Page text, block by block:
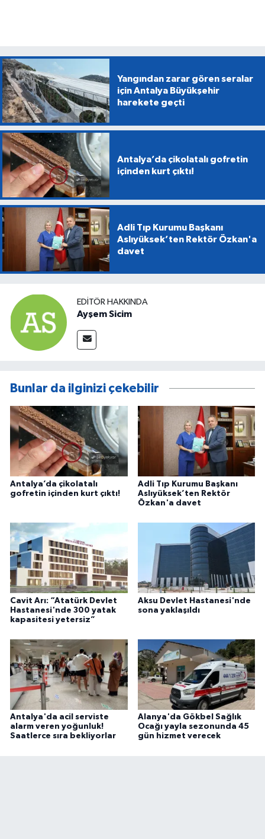
Yangından zarar gören seralar
için Antalya Büyükşehir
harekete geçti
Antalya’da çikolatalı gofretin
içinden kurt çıktı!
Adli Tıp Kurumu Başkanı
Aslıyüksek’ten Rektör Özkan'a
davet
EDITÖR HAKKINDA
Ayşem Sicim
Bunlar da ilginizi çekebilir
Antalya’da çikolatalı
gofretin içinden kurt çıktı!
Adli Tıp Kurumu Başkanı
Aslıyüksek’ten Rektör
Özkan'a davet
Cavit Arı: “Atatürk Devlet
Hastanesi'nde 300 yatak
kapasitesi yetersiz”
Aksu Devlet Hastanesi'nde
sona yaklaşıldı
Antalya'da acil serviste
alarm veren yoğunluk!
Saatlerce sıra bekliyorlar
Alanya'da Gökbel Sağlık
Ocağı yayla sezonunda 45
gün hizmet verecek